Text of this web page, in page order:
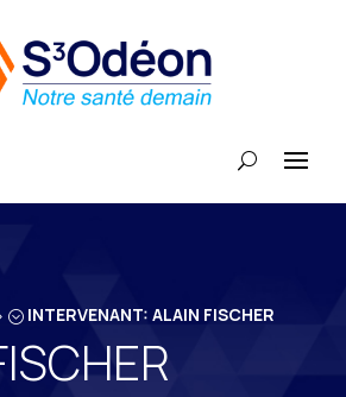
INTERVENANT: ALAIN FISCHER